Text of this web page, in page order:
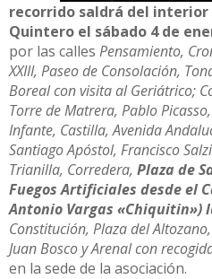
recorrido saldrá del
Quintero el sábado 4 de
por las calles Pensamiento,
XXIII, Paseo de Consolación,
Boreal con visita al Geriátrico;
Torre de Matrera, Pablo
Infante, Castilla, Avenida
Santiago Apóstol, Francisco
Trianilla, Corredera, Plaza de
Fuegos Artificiales desde el
Antonio Vargas «Chiquitin») l
Constitución, Plaza del
Juan Bosco y Arenal con
en la sede de la asociación.